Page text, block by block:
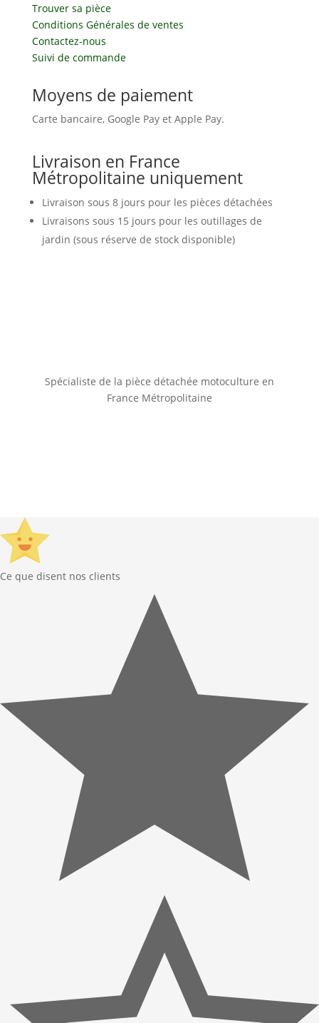
Trouver sa pièce
Conditions Générales de ventes
Contactez-nous
Suivi de commande
Moyens de paiement
Carte bancaire, Google Pay et Apple Pay.
Livraison en France
Métropolitaine uniquement
Livraison sous 8 jours pour les pièces détachées
Livraisons sous 15 jours pour les outillages de
jardin (sous réserve de stock disponible)
Spécialiste de la pièce détachée motoculture en
France Métropolitaine
Ce que disent nos clients